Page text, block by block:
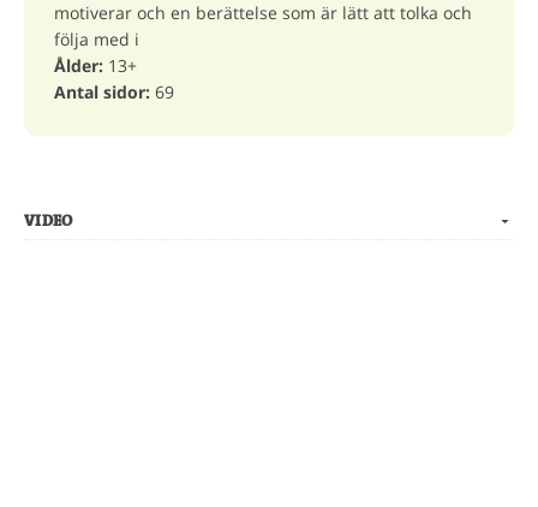
motiverar och en berättelse som är lätt att tolka och
följa med i
Ålder: 13+
Antal sidor: 69
VIDEO